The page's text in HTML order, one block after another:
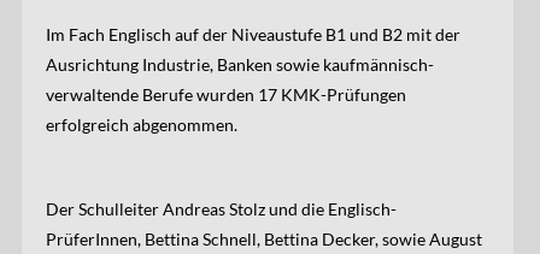
Im Fach Englisch auf der Niveaustufe B1 und B2 mit der
Ausrichtung Industrie, Banken sowie kaufmännisch-
verwaltende Berufe wurden 17 KMK-Prüfungen
erfolgreich abgenommen.
Der Schulleiter Andreas Stolz und die Englisch-
PrüferInnen, Bettina Schnell, Bettina Decker, sowie August